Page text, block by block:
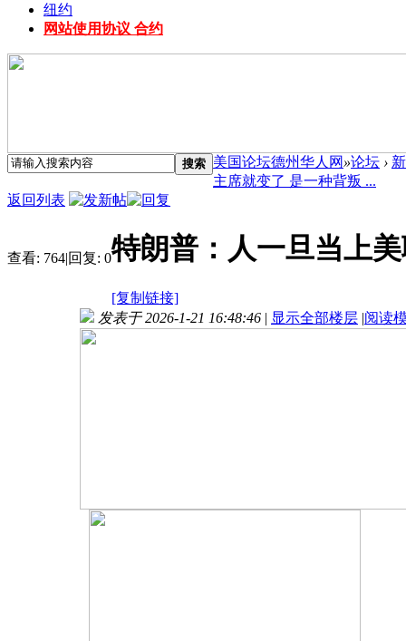
纽约
网站使用协议 合约
搜索 美国论坛德州华人网 »论坛 ›
主席就变了 是一种背叛 ...
返回列表
查看: 764|回复: 0特朗普：人一旦当上
[复制链接]
发表于 2026-1-21 16:48:46 | 显示全部楼层 |阅读